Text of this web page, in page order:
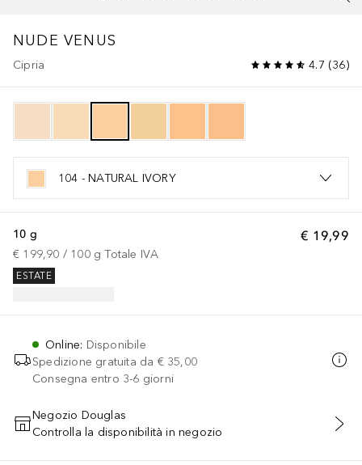
NUDE VENUS
Cipria 4.7 (36)
104 - NATURAL IVORY
€ 19,99
10 g
€ 199,90 / 100 g Totale IVA
ESTATE
Online: Disponibile
Spedizione gratuita da € 35,00
Consegna entro 3-6 giorni
AGGIUNGI AL CARRELLO
Negozio Douglas
Controlla la disponibilità in negozio